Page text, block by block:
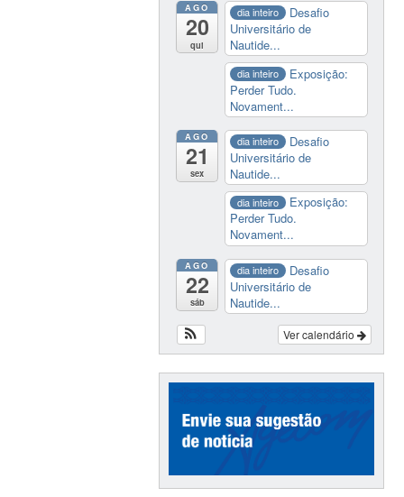
AGO
20
qui
dia inteiro
Desafio
Universitário de
Nautide...
dia inteiro
Exposição:
Perder Tudo.
Novament...
AGO
21
sex
dia inteiro
Desafio
Universitário de
Nautide...
dia inteiro
Exposição:
Perder Tudo.
Novament...
AGO
22
sáb
dia inteiro
Desafio
Universitário de
Nautide...
Ver calendário